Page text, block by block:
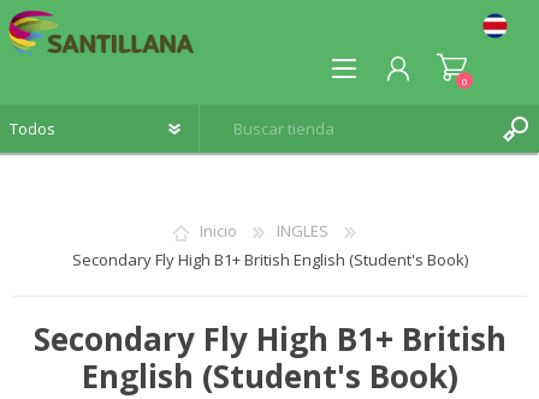
0
Inicio
INGLES
Secondary Fly High B1+ British English (Student's Book)
Secondary Fly High B1+ British
English (Student's Book)